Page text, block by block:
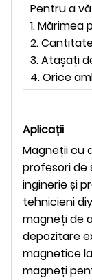
Pentru a
1.
2.
3. Atașați
4. Orice
Aplicații
Magneții cu
profesori de
inginerie și
tehnicieni
magneți de
depozitare
magnetice
magneți